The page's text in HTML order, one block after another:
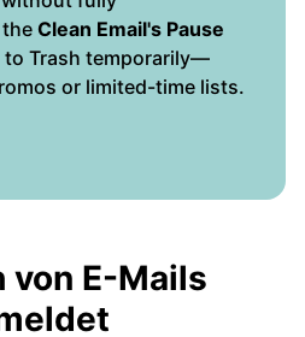
Clean Email's Pause
to Trash temporarily—
or limited-time lists.
von E-Mails